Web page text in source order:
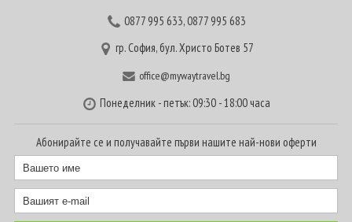
0877 995 633,0877 995 683
гр. София, бул. Христо Ботев 57
office@mywaytravel.bg
Понеделник - петък: 09:30 - 18:00 часа
Абонирайте се и получавайте първи нашите най-нови оферти